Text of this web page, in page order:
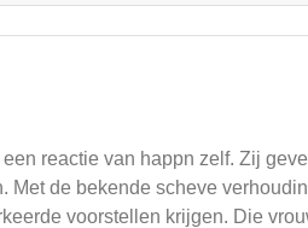
reactie van happn zelf. Zij
Met de bekende scheve
voorstellen krijgen. Die